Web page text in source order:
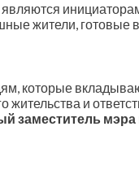
жители, готовые
которые
и
заместитель